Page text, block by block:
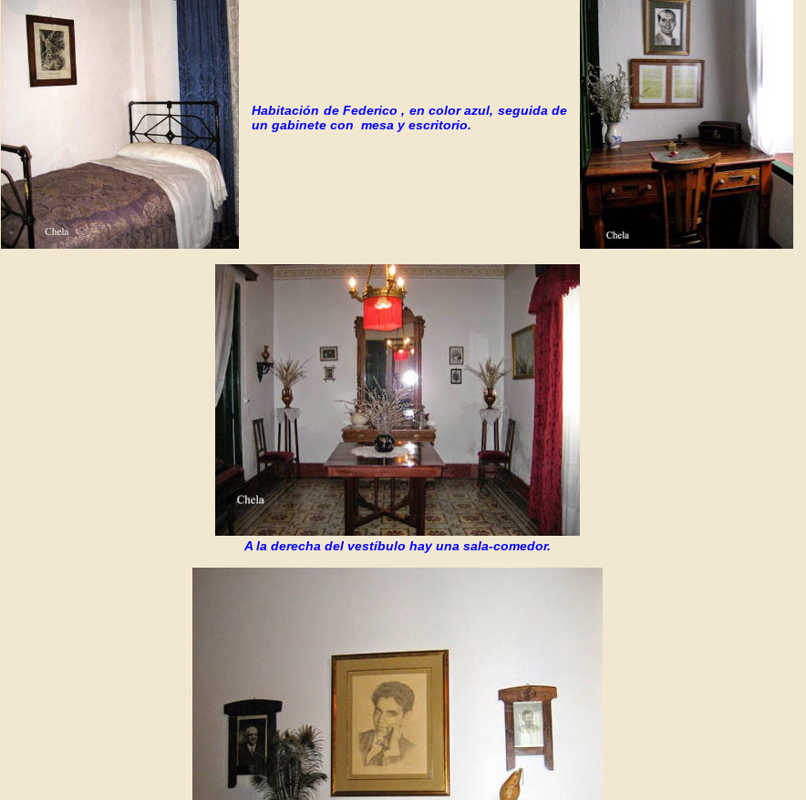
Habitación deFederico , en color azul, seguida de
un gabinete con mesa y escritorio.
A la derecha del vestíbulo hay una sala-comedor.